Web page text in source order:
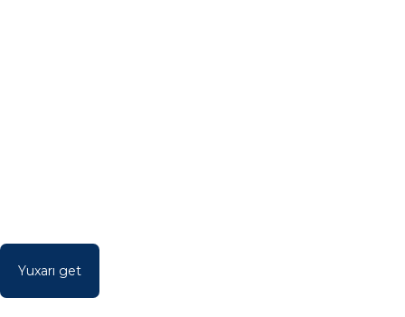
Yuxarı get